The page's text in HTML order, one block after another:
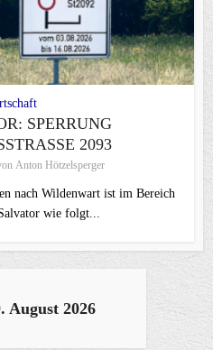
SPERRUNG
2093
Anton Hötzelsperger
nach Wildenwart ist im Bereich
wie folgt...
August 2026